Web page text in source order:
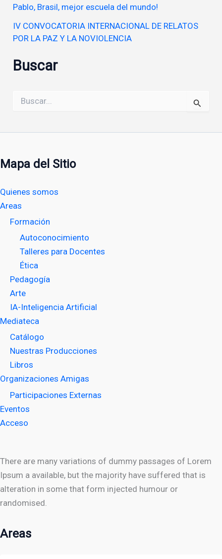
Pablo, Brasil, mejor escuela del mundo!
IV CONVOCATORIA INTERNACIONAL DE RELATOS
POR LA PAZ Y LA NOVIOLENCIA
Buscar
por:
Mapa del Sitio
Quienes somos
Areas
Formación
Autoconocimiento
Talleres para Docentes
Ética
Pedagogía
Arte
IA-Inteligencia Artificial
Mediateca
Catálogo
Nuestras Producciones
Libros
Organizaciones Amigas
Participaciones Externas
Eventos
Acceso
There are many variations of dummy passages of Lorem
Ipsum a available, but the majority have suffered that is
alteration in some that form injected humour or
randomised.
Areas